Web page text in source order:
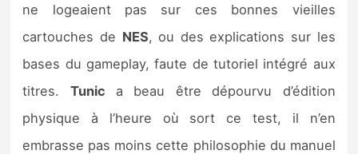
ne logeaient pas sur ces bonnes vieilles
cartouches de NES, ou des explications sur les
bases du gameplay, faute de tutoriel intégré aux
titres. Tunic a beau être dépourvu d’édition
physique à l’heure où sort ce test, il n’en
embrasse pas moins cette philosophie du manuel